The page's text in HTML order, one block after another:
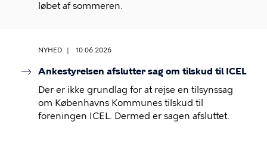
løbet af sommeren.
NYHED 10.06.2026
Ankestyrelsen afslutter sag om tilskud til ICEL
Der er ikke grundlag for at rejse en tilsynssag
om Københavns Kommunes tilskud til
foreningen ICEL. Dermed er sagen afsluttet.